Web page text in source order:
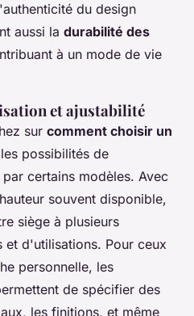
du design
aussi la durabilité des
à un mode de vie
et ajustabilité
sur comment choisir un
possibilités de
certains modèles. Avec
souvent disponible,
siège à plusieurs
d'utilisations. Pour ceux
personnelle, les
de spécifier des
les finitions, et même